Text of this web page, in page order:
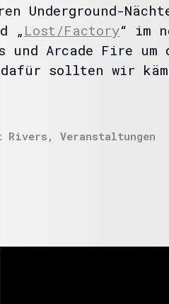
„ Lost/Factory“ im
Arcade Fire um
sollten wir
Rivers , Veranstaltungen